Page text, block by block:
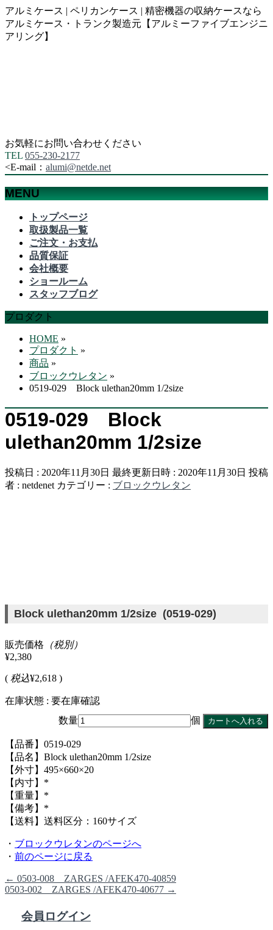
アルミケース | ペリカンケース | 精密機器の収納ケースなら
アルミケース・トランク製造元【アルミーファイブエンジニ
アリング】
お気軽にお問い合わせください
TEL 055-230-2177
<E-mail： alumi@netde.net
MENU
トップページ
取扱製品一覧
ご注文・お支払
品質保証
会社概要
ショールーム
スタッフブログ
プロダクト
HOME »
プロダクト »
商品 »
ブロックウレタン »
0519-029 Block ulethan20mm 1/2size
0519-029 Block
ulethan20mm 1/2size
投稿日 : 2020年11月30日 最終更新日時 : 2020年11月30日 投稿
者 : netdenet カテゴリー : ブロックウレタン
Block ulethan20mm 1/2size (0519-029)
販売価格 （税別）
¥2,380
( 税込¥2,618 )
在庫状態 : 要在庫確認
数量
個
【品番】0519-029
【品名】Block ulethan20mm 1/2size
【外寸】495×660×20
【内寸】*
【重量】*
【備考】*
【送料】送料区分：160サイズ
・ ブロックウレタンのページへ
・ 前のページに戻る
← 0503-008 ZARGES /AFEK470-40859
0503-002 ZARGES /AFEK470-40677 →
会員ログイン